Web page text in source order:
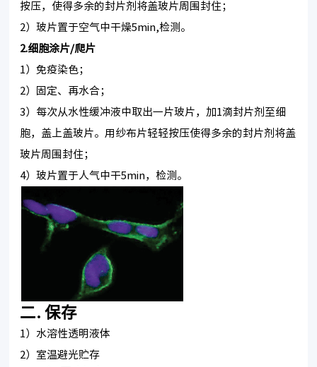
按压，使得多余的封片剂将盖玻片周围封住；
2）玻片置于空气中干燥5min,检测。
2.细胞涂片/爬片
1）免疫染色；
2）固定、再水合；
3）每次从水性缓冲液中取出一片玻片，加1滴封片剂至细
胞，盖上盖玻片。用纱布片轻轻按压使得多余的封片剂将盖
玻片周围封住；
4）玻片置于人气中干5min，检测。
二. 保存
1）水溶性透明液体
2）室温避光贮存